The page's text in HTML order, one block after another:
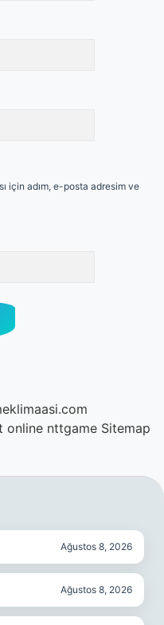
için adım, e-posta adresim ve
online nttgame Sitemap
Ağustos 8, 2026
Ağustos 8, 2026